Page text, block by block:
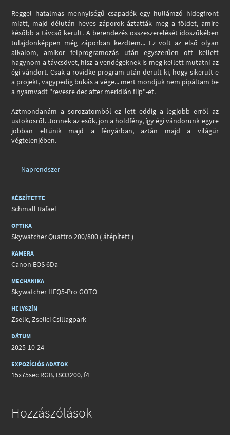
Reggel hatalmas mennyiségű csapadék egy hullámzó hidegfront
miatt, majd délután heves záporok áztatták meg a földet, amire
később a távcső került. A berendezés összeszerelését időszűkében
tulajdonképpen még záporban kezdtem... Ez volt az első olyan
alkalom, amikor felprogramozás után egyszerűen ott kellett
hagynom a távcsövet, hisz a vendégeknek is meg kellett mutatni az
égi vándort. Csak a rövidke program után derült ki, hogy sikerült-e
a projekt, vagypedig bukás a vége... mert mondjuk nem pipáltam be
a nyamvadt "revesre dec after meridián flip"-et.
Aztmondanám a sorozatomból ez lett eddig a legjobb erről az
üstökösről. Jönnek az esők, jön a holdfény, így égi vándorunk egyre
jobban eltűnik majd a fényárban, aztán majd a világűr
végtelenjében.
Naprendszer
KÉSZÍTETTE
Schmall Rafael
OPTIKA
Skywatcher Quattro 200/800 ( átépített )
KAMERA
Canon EOS 6Da
MECHANIKA
Skywatcher HEQ5-Pro GOTO
HELYSZÍN
Zselic, Zselici Csillagpark
DÁTUM
2025-10-24
EXPOZÍCIÓS ADATOK
15x75sec RGB, ISO3200, f4
Hozzászólások